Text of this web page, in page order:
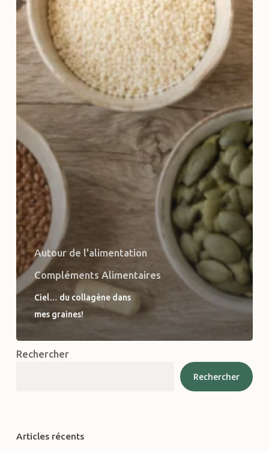
Autour de l'alimentation
Compléments Alimentaires
Ciel… du collagène dans
mes graines!
Rechercher
Rechercher
Articles récents